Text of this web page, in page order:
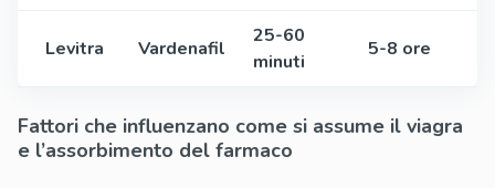
Levitra Vardenafil
25-60
minuti
5-8 ore
Fattori che influenzano come si assume il viagra
e l’assorbimento del farmaco